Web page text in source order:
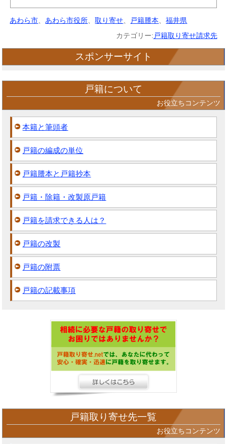
あわら市 あわら市役所 、取り寄せ 戸籍謄本 、福井県
カテゴリー: 戸籍取り寄せ請求先
スポンサーサイト
戸籍について
お役立ちコンテンツ
本籍と筆頭者
戸籍の編成の単位
戸籍謄本と戸籍抄本
戸籍・除籍・改製原戸籍
戸籍を請求できる人は？
戸籍の改製
戸籍の附票
戸籍の記載事項
戸籍取り寄せ先一覧
お役立ちコンテンツ